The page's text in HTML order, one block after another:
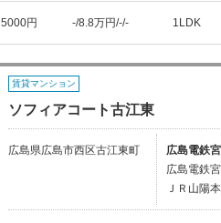
5000円 -/8.8万円/-/- 1LDK
賃貸マンション
ソフィアコート古江東
広島県広島市西区古江東町
広島電鉄
広島電鉄
ＪＲ山陽